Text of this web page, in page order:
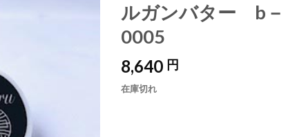
ルガンバター b－
0005
8,640 円
在庫切れ